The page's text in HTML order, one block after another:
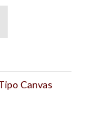
Canvas